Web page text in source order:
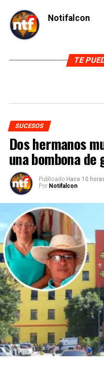
Notifalcon
TE
SUCESOS
Dos hermanos
una bombona de
Publicado Hace 10
Por Notifalcon